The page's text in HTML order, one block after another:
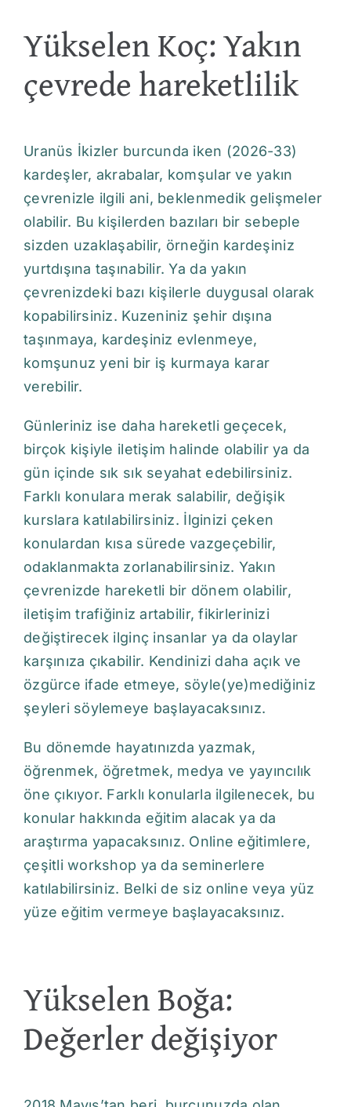
Yükselen Koç: Yakın
çevrede hareketlilik
Uranüs İkizler burcunda iken (2026-33)
kardeşler, akrabalar, komşular ve yakın
çevrenizle ilgili ani, beklenmedik gelişmeler
olabilir. Bu kişilerden bazıları bir sebeple
sizden uzaklaşabilir, örneğin kardeşiniz
yurtdışına taşınabilir. Ya da yakın
çevrenizdeki bazı kişilerle duygusal olarak
kopabilirsiniz. Kuzeniniz şehir dışına
taşınmaya, kardeşiniz evlenmeye,
komşunuz yeni bir iş kurmaya karar
verebilir.
Günleriniz ise daha hareketli geçecek,
birçok kişiyle iletişim halinde olabilir ya da
gün içinde sık sık seyahat edebilirsiniz.
Farklı konulara merak salabilir, değişik
kurslara katılabilirsiniz. İlginizi çeken
konulardan kısa sürede vazgeçebilir,
odaklanmakta zorlanabilirsiniz. Yakın
çevrenizde hareketli bir dönem olabilir,
iletişim trafiğiniz artabilir, fikirlerinizi
değiştirecek ilginç insanlar ya da olaylar
karşınıza çıkabilir. Kendinizi daha açık ve
özgürce ifade etmeye, söyle(ye)mediğiniz
şeyleri söylemeye başlayacaksınız.
Bu dönemde hayatınızda yazmak,
öğrenmek, öğretmek, medya ve yayıncılık
öne çıkıyor. Farklı konularla ilgilenecek, bu
konular hakkında eğitim alacak ya da
araştırma yapacaksınız. Online eğitimlere,
çeşitli workshop ya da seminerlere
katılabilirsiniz. Belki de siz online veya yüz
yüze eğitim vermeye başlayacaksınız.
Yükselen Boğa:
Değerler değişiyor